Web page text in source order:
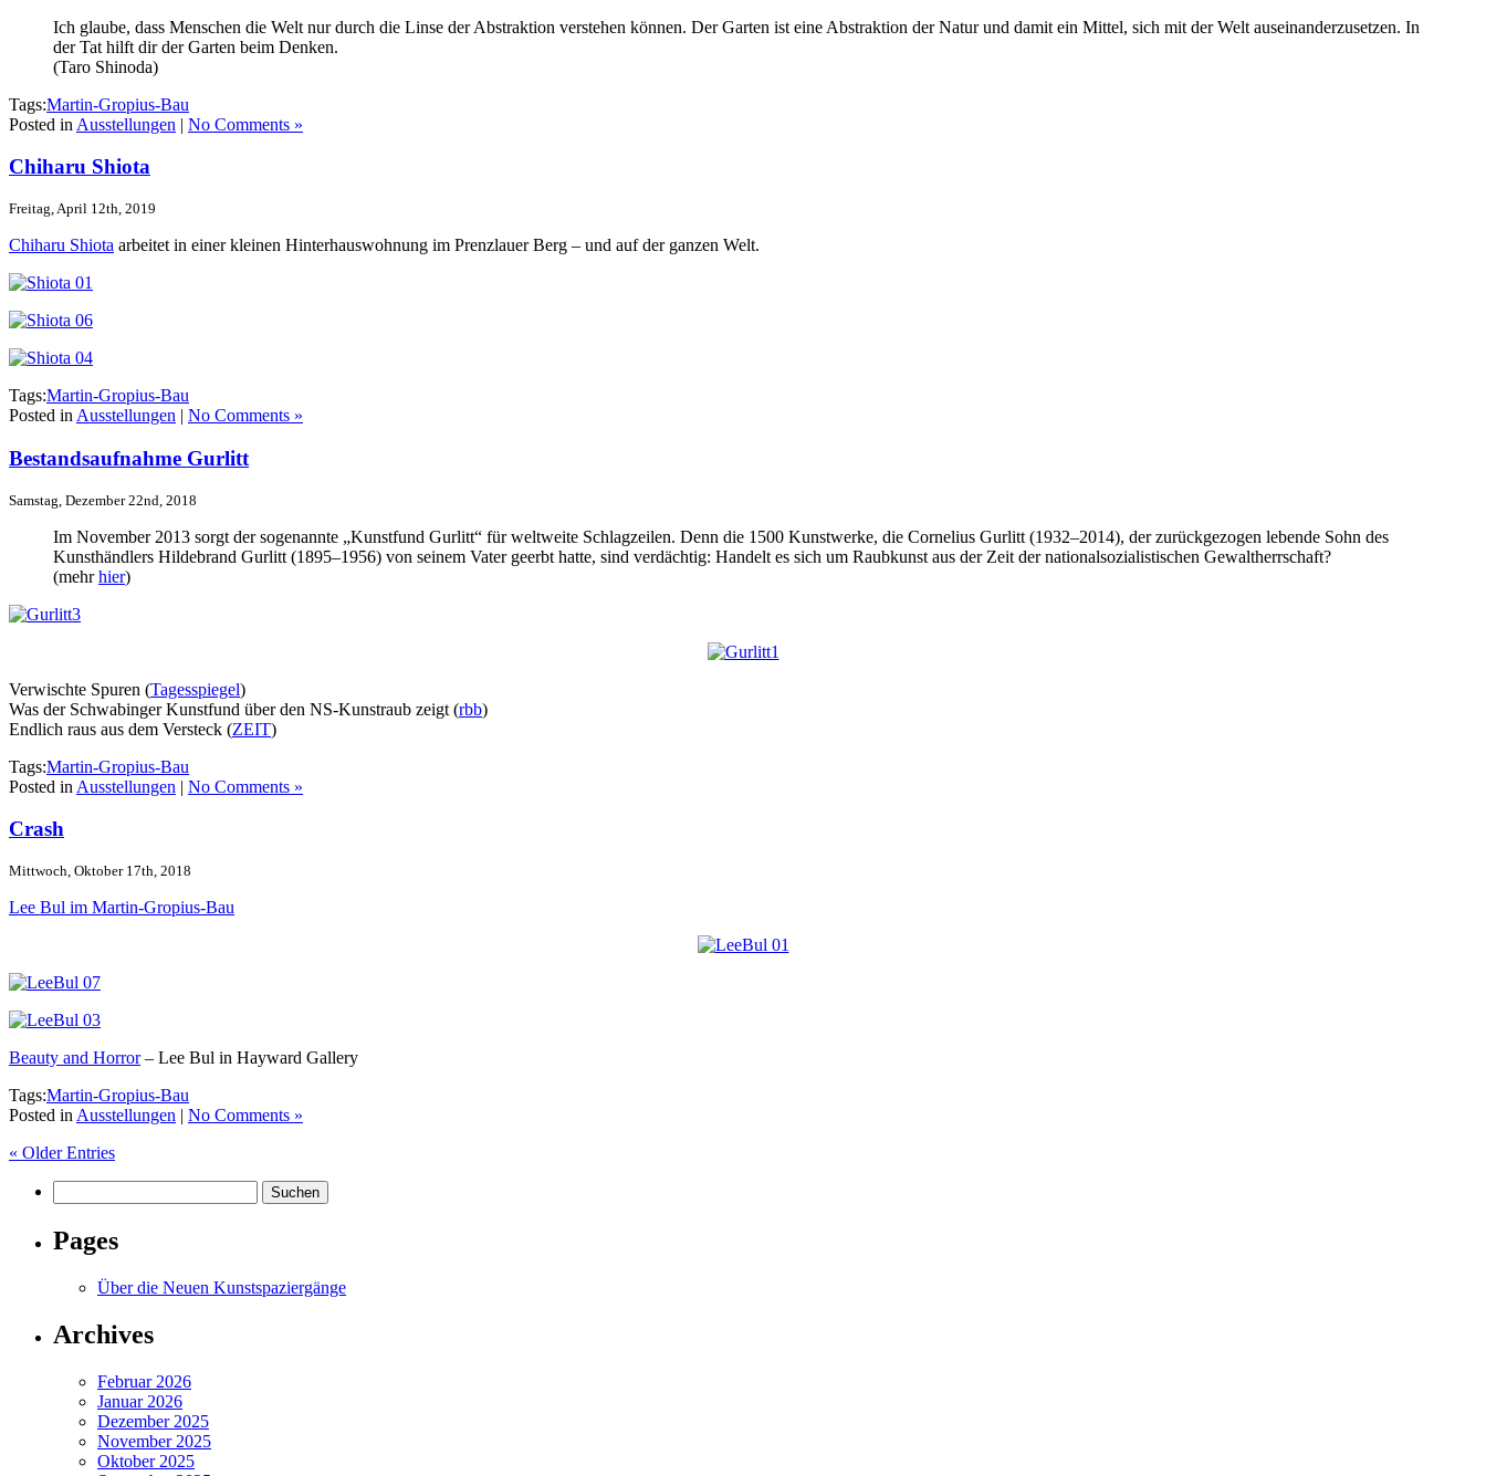
Ich glaube, dass Menschen die Welt nur durch die Linse der Abstraktion verstehen können. Der Garten ist eine Abstraktion der Natur und damit ein Mittel, sich mit der Welt auseinanderzusetzen. In
der Tat hilft dir der Garten beim Denken.
(Taro Shinoda)
Tags:Martin-Gropius-Bau
Posted in Ausstellungen | No Comments »
Chiharu Shiota
Freitag, April 12th, 2019
Chiharu Shiota arbeitet in einer kleinen Hinterhauswohnung im Prenzlauer Berg – und auf der ganzen Welt.
Tags:Martin-Gropius-Bau
Posted in Ausstellungen | No Comments »
Bestandsaufnahme Gurlitt
Samstag, Dezember 22nd, 2018
Im November 2013 sorgt der sogenannte „Kunstfund Gurlitt“ für weltweite Schlagzeilen. Denn die 1500 Kunstwerke, die Cornelius Gurlitt (1932–2014), der zurückgezogen lebende Sohn des
Kunsthändlers Hildebrand Gurlitt (1895–1956) von seinem Vater geerbt hatte, sind verdächtig: Handelt es sich um Raubkunst aus der Zeit der nationalsozialistischen Gewaltherrschaft?
(mehrhier)
Verwischte Spuren (Tagesspiegel)
Was der Schwabinger Kunstfund über den NS-Kunstraub zeigt (rbb)
Endlich raus aus dem Versteck (ZEIT)
Tags:Martin-Gropius-Bau
Posted in Ausstellungen | No Comments »
Crash
Mittwoch, Oktober 17th, 2018
Lee Bul im Martin-Gropius-Bau
Beauty and Horror– Lee Bul in Hayward Gallery
Tags:Martin-Gropius-Bau
Posted in Ausstellungen | No Comments »
« Older Entries
nach:
Pages
Über die Neuen Kunstspaziergänge
Archives
Februar 2026
Januar 2026
Dezember 2025
November 2025
Oktober 2025